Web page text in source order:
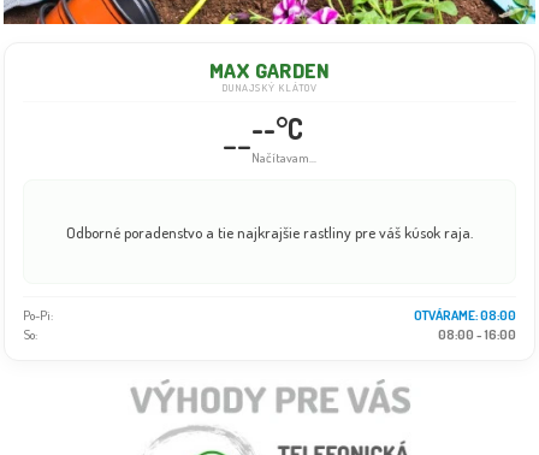
MAX GARDEN
DUNAJSKÝ KLÁTOV
----°C
Načítavam...
Odborné poradenstvo a tie najkrajšie rastliny pre váš kúsok raja.
Po-Pi:
OTVÁRAME: 08:00
So:
08:00 - 16:00